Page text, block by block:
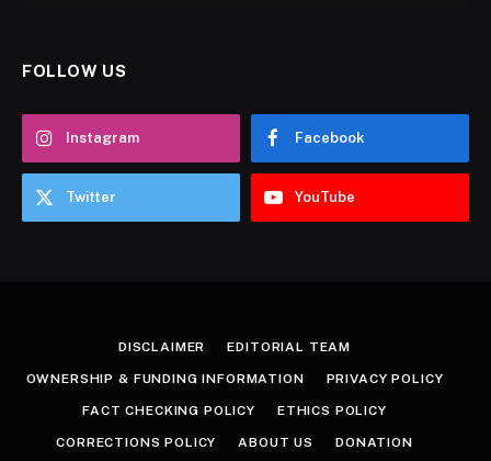
FOLLOW US
Instagram Facebook
Twitter YouTube
DISCLAIMER EDITORIAL TEAM
OWNERSHIP & FUNDING INFORMATION PRIVACY POLICY
FACT CHECKING POLICY ETHICS POLICY
CORRECTIONS POLICY ABOUT US DONATION